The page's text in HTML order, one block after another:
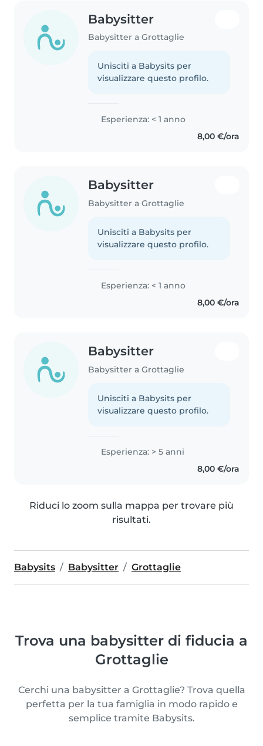
Babysitter
Babysitter a Grottaglie
Unisciti a Babysits per
visualizzare questo profilo.
Esperienza: < 1 anno
8,00 €/ora
Babysitter
Babysitter a Grottaglie
Unisciti a Babysits per
visualizzare questo profilo.
Esperienza: < 1 anno
8,00 €/ora
Babysitter
Babysitter a Grottaglie
Unisciti a Babysits per
visualizzare questo profilo.
Esperienza: > 5 anni
8,00 €/ora
Riduci lo zoom sulla mappa per trovare più
risultati.
Babysits Babysitter Grottaglie
Trova una babysitter di fiducia a
Grottaglie
Cerchi una babysitter a Grottaglie? Trova quella
perfetta per la tua famiglia in modo rapido e
semplice tramite Babysits.